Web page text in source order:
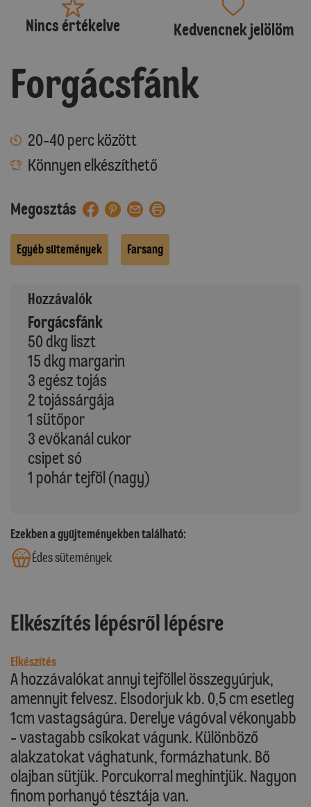
Nincs értékelve Kedvencnek jelölöm
Forgácsfánk
20-40 perc között
Könnyen elkészíthető
Megosztás
Egyéb sütemények Farsang
Hozzávalók
Forgácsfánk
50 dkg liszt
15 dkg margarin
3 egész tojás
2 tojássárgája
1 sütőpor
3 evőkanál cukor
csipet só
1 pohár tejföl (nagy)
Ezekben a gyűjteményekben található:
Édes sütemények
Elkészítés lépésről lépésre
Elkészítés
A hozzávalókat annyi tejföllel összegyúrjuk,
amennyit felvesz. Elsodorjuk kb. 0,5 cm esetleg
1cm vastagságúra. Derelye vágóval vékonyabb
- vastagabb csíkokat vágunk. Különböző
alakzatokat vághatunk, formázhatunk. Bő
olajban sütjük. Porcukorral meghintjük. Nagyon
finom porhanyó tésztája van.